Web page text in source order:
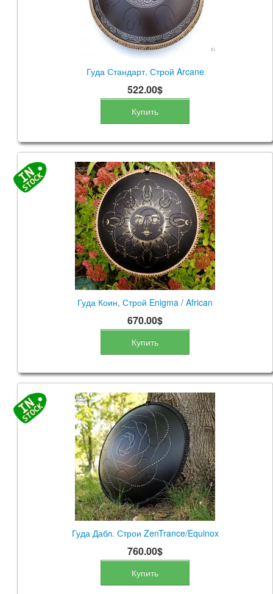
Гуда Стандарт. Строй Arcane
522.00$
Купить
Гуда Коин, Строй Enigma / African
670.00$
Купить
Гуда Дабл. Строи ZenTrance/Equinox
760.00$
Купить